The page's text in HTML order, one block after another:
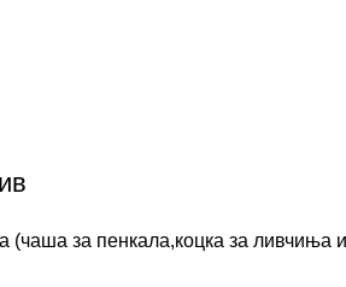
за пенкала,коцка за ливчиња и